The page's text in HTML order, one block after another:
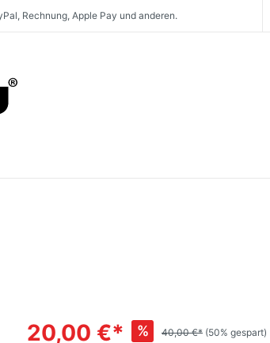
Rechnung, Apple Pay und anderen.
Größter Direktimporteur Deutschlands.
Serverstandort in Deutschland.
20,00 €* % 40,00 €* (50% gespart)